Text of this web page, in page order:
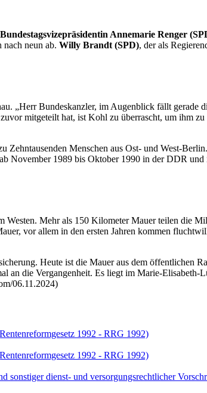
Bundestagsvizepräsidentin Annemarie Renger
neun ab. Willy Brandt (SPD), der als
„Herr Bundeskanzler, im Augenblick fällt gerade
mitgeteilt hat, ist Kohl zu überrascht, um ihm
Menschen aus Ost- und West-
November 1989 bis Oktober 1990 in der DDR
Mehr als 150 Kilometer Mauer teilen die
vor allem in den ersten Jahren kommen
Heute ist die Mauer aus dem öffentlichen
an die Vergangenheit. Es liegt im Marie-Elisabeth-
06.11.2024)
1992 - RRG 1992)
1992 - RRG 1992)
sonstiger dienst- und versorgungsrechtlicher